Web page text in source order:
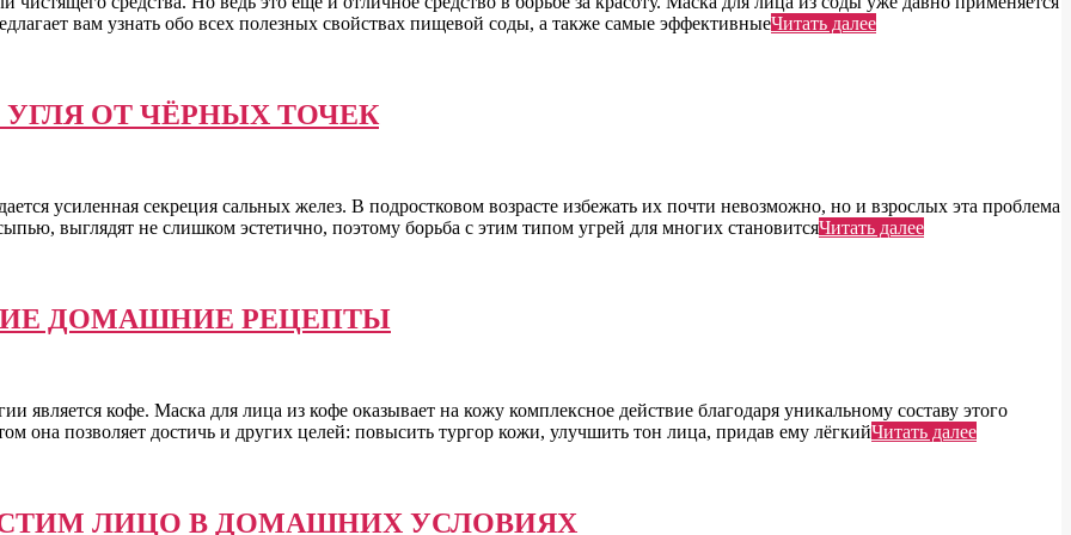
вам узнать обо всех полезных свойствах пищевой соды, а также самые эффективныеЧитать далее
ОТ ЧЁРНЫХ ТОЧЕК
усиленная секреция сальных желез. В подростковом возрасте избежать их почти невозможно, но и взрослых эта проблема
выглядят не слишком эстетично, поэтому борьба с этим типом угрей для многих становитсяЧитать далее
ДОМАШНИЕ РЕЦЕПТЫ
кофе. Маска для лица из кофе оказывает на кожу комплексное действие благодаря уникальному составу этого
она позволяет достичь и других целей: повысить тургор кожи, улучшить тон лица, придав ему лёгкийЧитать далее
ЛИЦО В ДОМАШНИХ УСЛОВИЯХ